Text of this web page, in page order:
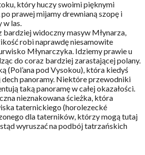
który huczy swoimi pięknymi
prawej mijamy drewnianą szopę i
w las.
bardziej widoczny masyw Młynarza,
robi naprawdę niesamowite
Młynarczyka. Idziemy prawie u
do coraz bardziej zarastającej polany.
(Pol’ana pod Vysokou), która kiedyś
dech panoramy. Niektóre przewodniki
taką panoramę w całej okazałości.
nieznakowana ścieżka, która
taternickiego (horolezecké
dla taterników, którzy mogą tutaj
wyruszać na podbój tatrzańskich